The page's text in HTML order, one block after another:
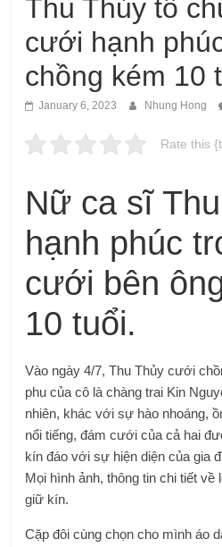
Thu Thủy tổ
cưới hạnh
chồng kém 10
January 6, 2023 Nhung Hong
Rate this
Nữ ca sĩ
hạnh phúc
cưới bên
10 tuổi.
Vào ngày 4/7, Thu Thủy cưới
phu của cô là chàng trai Kin
nhiên, khác với sự hào nhoáng,
nổi tiếng, đám cưới của cả hai
kín đáo với sự hiện diện của gia
Mọi hình ảnh, thông tin chi tiết
giữ kín.
Cặp đôi cùng chọn cho mình áo